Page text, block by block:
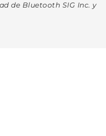
de Bluetooth SIG Inc. y